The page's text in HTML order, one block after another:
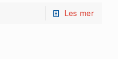
Les mer